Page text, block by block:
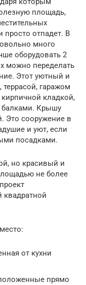
площадь,
отпадет. В
много
оборудовать 2
можно переделать
Этот уютный и
гаражом
кладкой,
Крышу
Это сооружение в
и уют, если
посадками.
но красивый и
не более
квадратной
от кухни
прямо